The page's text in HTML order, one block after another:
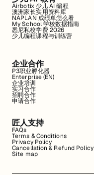
Airbotix 少儿 AI 编程
澳洲家长实用资料库
NAPLAN 成绩单怎么看
My School 学校数据指南
悉尼私校学费 2026
少儿编程课程与训练营
企业合作
P3职业孵化器
Enterprise (EN)
企业培训
实习合作
招聘合作
申请合作
匠人支持
FAQs
Terms & Conditions
Privacy Policy
Cancellation & Refund Policy
Site map